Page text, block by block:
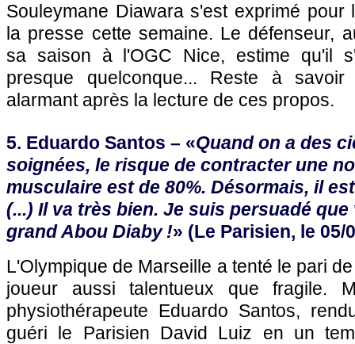
Souleymane Diawara s'est exprimé pour
la presse cette semaine. Le défenseur,
sa saison à l'OGC Nice, estime qu'il
presque quelconque... Reste à
alarmant après la lecture de ces propos.
5. Eduardo Santos – «Quand on a des
soignées, le risque de contracter une
musculaire est de 80%. Désormais, il
(...) Il va très bien. Je suis persuadé
grand Abou Diaby !» (Le Parisien, le 05/
L'Olympique de Marseille a tenté le pari
joueur aussi talentueux que fragile.
physiothérapeute Eduardo Santos,
guéri le Parisien David Luiz en un